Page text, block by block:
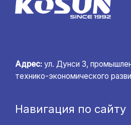
Адрес: ул. Дунси 3,
технико-экономического
Навигация по сайту